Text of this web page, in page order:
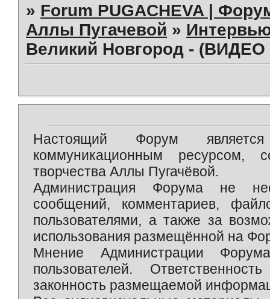
» Forum PUGACHEVA |
Аллы Пугачевой »
Великий Новгород - (ВИДЕО
Настоящий Форум является
коммуникационным ресурсом,
творчества Аллы Пугачёвой.
Администрация Форума не
сообщений, комментариев,
пользователями, а также за
использования размещённой на
Мнение Администрации
пользователей.
законность размещаемой